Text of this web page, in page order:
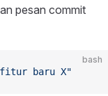
pesan commit
bash
fitur baru X"